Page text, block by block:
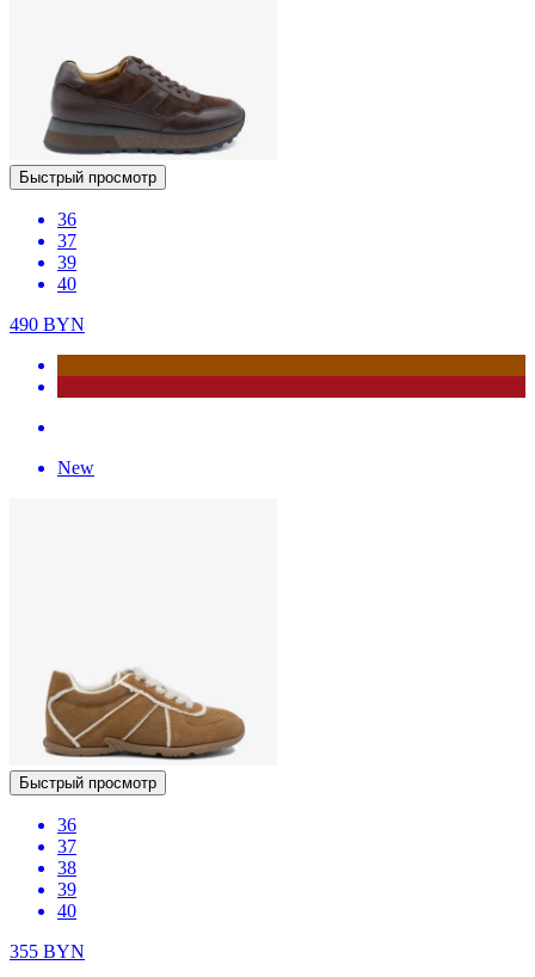
Быстрый просмотр
36
37
39
40
490 BYN
New
Быстрый просмотр
36
37
38
39
40
355 BYN